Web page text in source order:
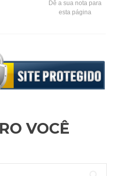
Dê a sua nota para
esta página
VOCÊ